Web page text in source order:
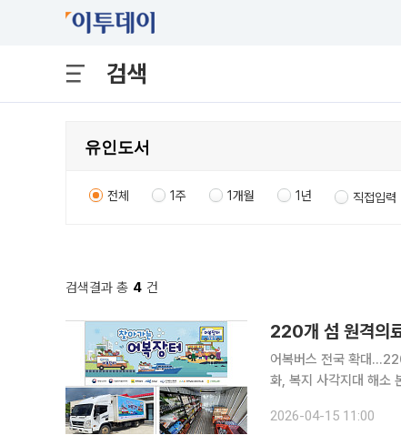
검색
전체 1주 1개월 1년 직접입력
검색결과 총 4 건
220개 섬 원격의
어복버스 전국 확대
화, 복지 사각지대 해소 본격화 정부가 섬·어촌을 직접 찾아가는 ‘어복버스’를 통
와 무인점포를 도입해
2026-04-15 11:00